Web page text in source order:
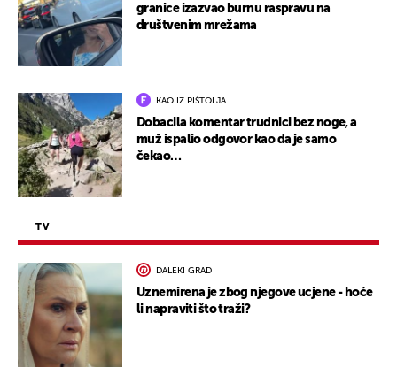
granice izazvao burnu raspravu na
društvenim mrežama
KAO IZ PIŠTOLJA
Dobacila komentar trudnici bez noge, a
muž ispalio odgovor kao da je samo
čekao…
TV
DALEKI GRAD
Uznemirena je zbog njegove ucjene - hoće
li napraviti što traži?